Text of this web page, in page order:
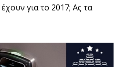
για το 2017; Ας τα